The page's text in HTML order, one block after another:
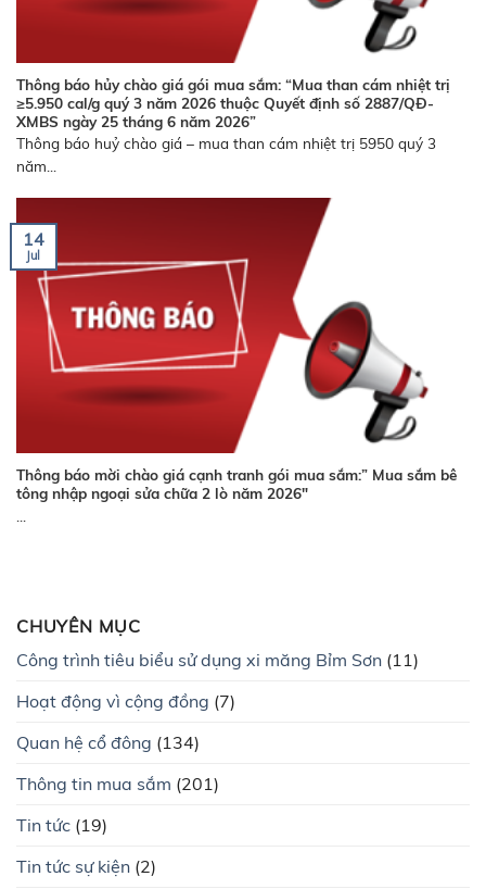
Thông báo hủy chào giá gói mua sắm: “Mua than cám nhiệt trị
≥5.950 cal/g quý 3 năm 2026 thuộc Quyết định số 2887/QĐ-
XMBS ngày 25 tháng 6 năm 2026”
Thông báo huỷ chào giá – mua than cám nhiệt trị 5950 quý 3
năm...
Thông báo mời chào giá cạnh tranh gói mua sắm:” Mua sắm bê
tông nhập ngoại sửa chữa 2 lò năm 2026″
14
Jul
CHUYÊN MỤC
Công trình tiêu biểu sử dụng xi măng Bỉm Sơn (11)
Hoạt động vì cộng đồng (7)
Quan hệ cổ đông (134)
Thông tin mua sắm (201)
Tin tức (19)
Tin tức sự kiện (2)